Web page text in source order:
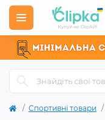
Спортивні товари